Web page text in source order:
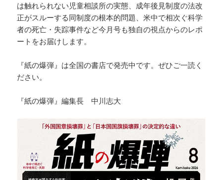
は触れられない児童相談所の実態、成年後見制度の法改
正がスルーする同制度の根本的問題、米中で相次ぐ科学
者の死亡・失踪事件など今月号も独自の視点からのレポ
ートをお届けします。
『紙の爆弾』は全国の書店で発売中です。ぜひご一読く
ださい。
『紙の爆弾』編集長 中川志大